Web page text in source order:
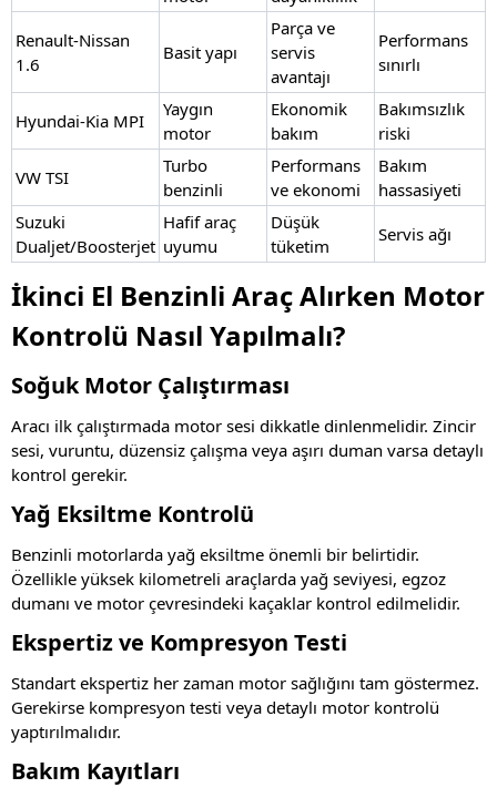
Renault-Nissan
1.6
Basit yapı
Parça ve
servis
avantajı
Performans
sınırlı
Hyundai-Kia MPI
Yaygın
motor
Ekonomik
bakım
Bakımsızlık
riski
VW TSI
Turbo
benzinli
Performans
ve ekonomi
Bakım
hassasiyeti
Suzuki
Dualjet/Boosterjet
Hafif araç
uyumu
Düşük
tüketim
Servis ağı
İkinci El Benzinli Araç Alırken Motor
Kontrolü Nasıl Yapılmalı?
Soğuk Motor Çalıştırması
Aracı ilk çalıştırmada motor sesi dikkatle dinlenmelidir. Zincir
sesi, vuruntu, düzensiz çalışma veya aşırı duman varsa detaylı
kontrol gerekir.
Yağ Eksiltme Kontrolü
Benzinli motorlarda yağ eksiltme önemli bir belirtidir.
Özellikle yüksek kilometreli araçlarda yağ seviyesi, egzoz
dumanı ve motor çevresindeki kaçaklar kontrol edilmelidir.
Ekspertiz ve Kompresyon Testi
Standart ekspertiz her zaman motor sağlığını tam göstermez.
Gerekirse kompresyon testi veya detaylı motor kontrolü
yaptırılmalıdır.
Bakım Kayıtları